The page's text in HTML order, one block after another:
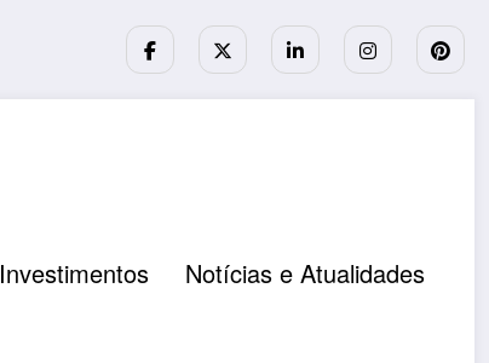
Investimentos Notícias e Atualidades